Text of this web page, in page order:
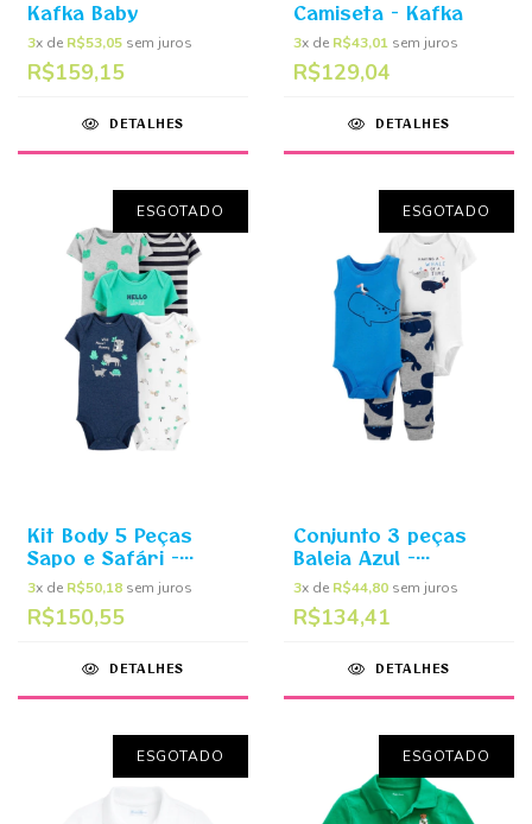
Kafka Baby
3x de R$53,05 sem juros
R$159,15
DETALHES
Camiseta - Kafka
3x de R$43,01 sem juros
R$129,04
DETALHES
ESGOTADO
Kit Body 5 Peças
Sapo e Safári -
Carter's
3x de R$50,18 sem juros
R$150,55
DETALHES
ESGOTADO
Conjunto 3 peças
Baleia Azul -
Carter's
3x de R$44,80 sem juros
R$134,41
DETALHES
ESGOTADO ESGOTADO